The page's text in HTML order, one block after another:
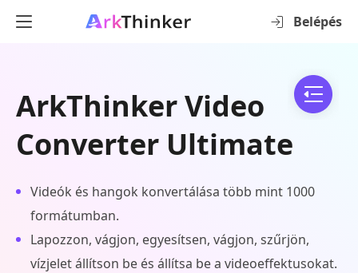
Belépés
ArkThinker Video
Converter Ultimate
Videók és hangok konvertálása több mint 1000
formátumban.
Lapozzon, vágjon, egyesítsen, vágjon, szűrjön,
vízjelet állítson be és állítsa be a videoeffektusokat.